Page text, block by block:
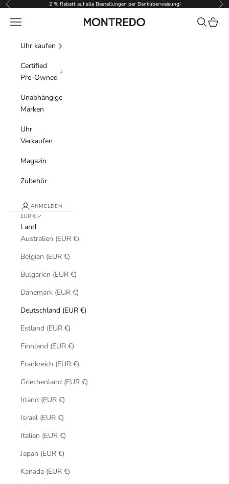
Zum Inhalt springen
Zurück 2 % Rabatt auf alle Bestellungen per Banküberweisung! Vor
Montredo
Menü Suchen
Uhr kaufen
Certified
Pre-Owned
Unabhängige
Marken
Uhr
Verkaufen
Magazin
Zubehör
ANMELDEN
EUR €
Land
Australien (EUR €)
Belgien (EUR €)
Bulgarien (EUR €)
Dänemark (EUR €)
Deutschland (EUR €)
Estland (EUR €)
Finnland (EUR €)
Frankreich (EUR €)
Griechenland (EUR €)
Irland (EUR €)
Israel (EUR €)
Italien (EUR €)
Japan (EUR €)
Kanada (EUR €)